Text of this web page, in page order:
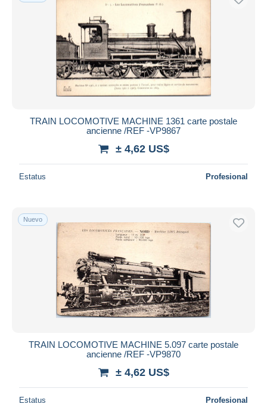
TRAIN LOCOMOTIVE MACHINE 1361 carte postale
ancienne /REF -VP9867
± 4,62 US$
Estatus Profesional
Nuevo
TRAIN LOCOMOTIVE MACHINE 5.097 carte postale
ancienne /REF -VP9870
± 4,62 US$
Estatus Profesional